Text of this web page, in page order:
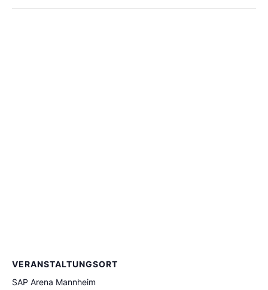
VERANSTALTUNGSORT
SAP Arena Mannheim